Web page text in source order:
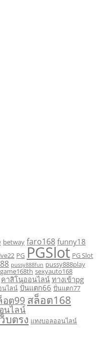
betway faro168 funny18
PG PGSlot PG Slot
pussy888fun pussy888play
sexyauto168
คาสิโนออนไลน์ ทางเข้าpg
นไลน์ ปั่นแตก66 ปั่นแตก77
อต99 สล็อต168
นไลน์
บตรง แทงบอลออนไลน์